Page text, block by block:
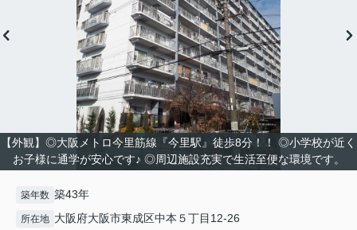
【外観】◎大阪メトロ今里筋線『今里駅』徒歩8分！！ ◎小学校が近く
お子様に通学が安心です♪ ◎周辺施設充実で生活至便な環境です。
築年数 築43年
所在地 大阪府大阪市東成区中本５丁目12-26